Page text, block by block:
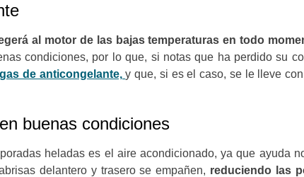
al motor de las bajas temperaturas en todo
condiciones, por lo que, si notas que ha perdido su
de anticongelante,y que, si es el caso, se le lleve
buenas condiciones
heladas es el aire acondicionado, ya que ayuda
delantero y trasero se empañen, reduciendo las